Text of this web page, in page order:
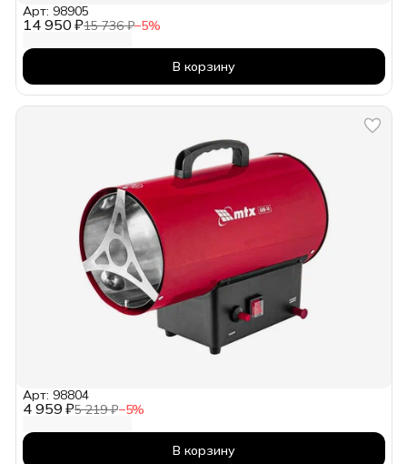
14 950 ₽15 736 ₽−5%
Арт: 98905
В корзину
4 959 ₽5 219 ₽−5%
Арт: 98804
В корзину